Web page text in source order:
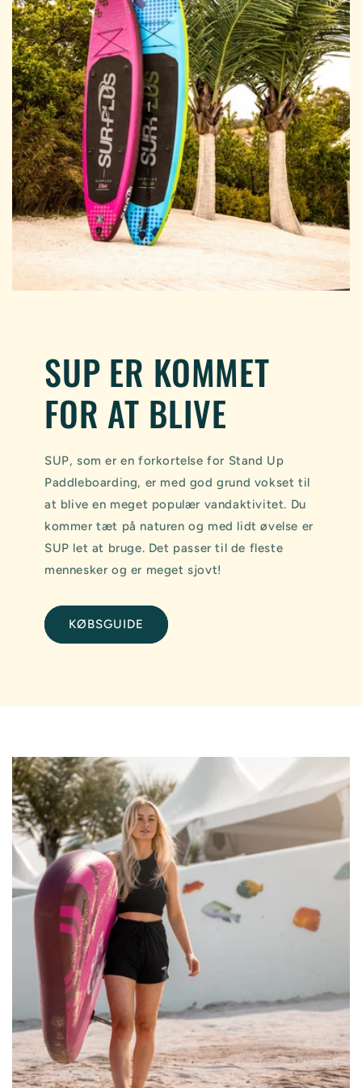
SUP ER KOMMET
FOR AT BLIVE
SUP, som er en forkortelse for Stand Up
Paddleboarding, er med god grund vokset til
at blive en meget populær vandaktivitet. Du
kommer tæt på naturen og med lidt øvelse er
SUP let at bruge. Det passer til de fleste
mennesker og er meget sjovt!
KØBSGUIDE